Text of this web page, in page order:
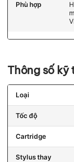
Phù hợp
Thông số kỹ
Loại
Tốc độ
Cartridge
Stylus thay